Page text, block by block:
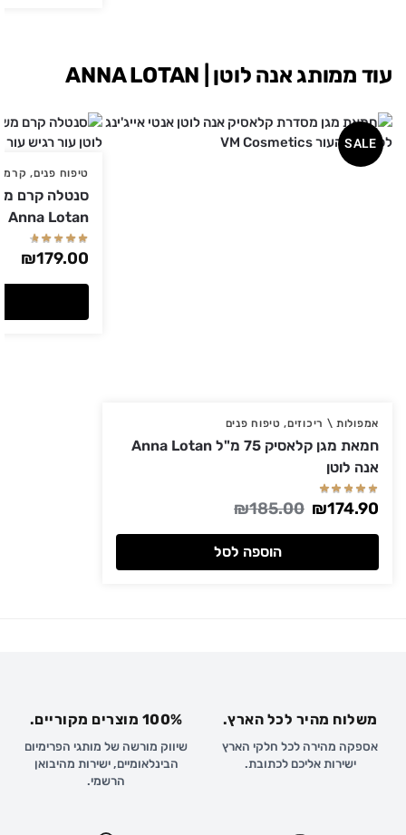
עוד ממותג אנה לוטן | ANNA LOTAN
SALE
אמפולות \ ריכוזים, טיפוח פנים
חמאת מגן קלאסיק 75 מ"ל Anna Lotan
אנה לוטן
₪185.00 ₪174.90
הוספה לסל
טיפוח פנים,
Anna Lotan אנה לוטן
₪179.00
משלוח מהיר לכל הארץ.
אספקה מהירה לכל חלקי הארץ
ישירות אליכם לכתובת.
100% מוצרים מקוריים.
שיווק מורשה של מותגי הפרימיום
הבינלאומיים, ישירות מהיבואן
הרשמי.